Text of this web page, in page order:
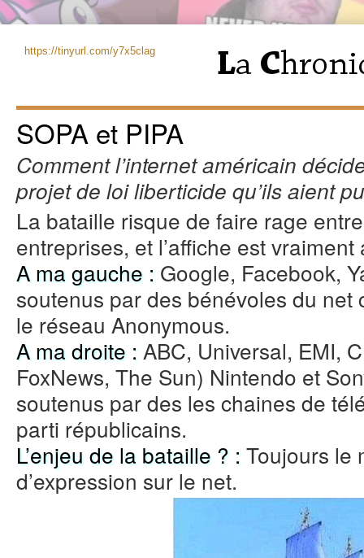
https://tinyurl.com/y7x5clag
SOPA et PIPA
Comment l’internet américain
projet de loi liberticide qu’ils aient
La bataille risque de faire rage
entreprises, et l’affiche est
A ma gauche : Google, Facebook,
soutenus par des bénévoles du
le réseau Anonymous.
A ma droite : ABC, Universal, EMI,
FoxNews, The Sun) Nintendo et
soutenus par des les chaines de
parti républicains.
L’enjeu de la bataille ? :Toujours le
d’expression sur le net.